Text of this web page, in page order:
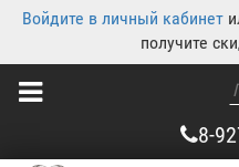
Войдите в личный кабинет
получите
8-